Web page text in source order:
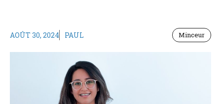
AOÛT 30, 2024 PAUL Minceur